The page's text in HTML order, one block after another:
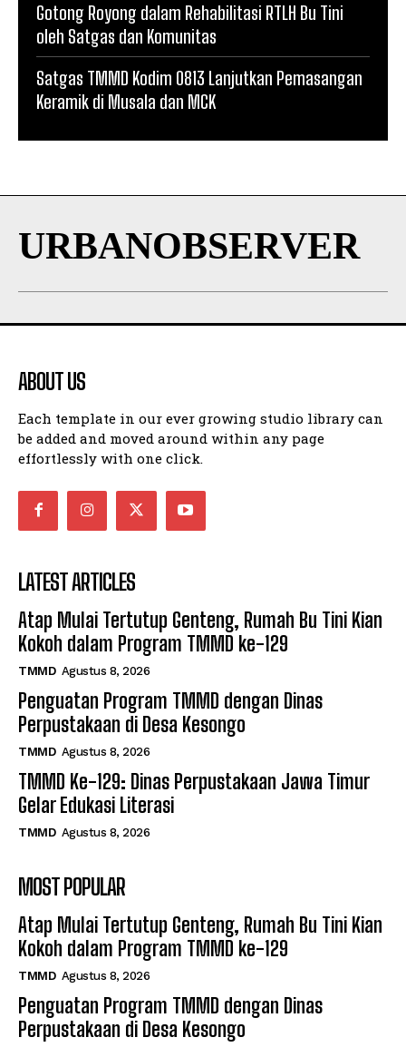
Gotong Royong dalam Rehabilitasi RTLH Bu Tini
oleh Satgas dan Komunitas
Satgas TMMD Kodim 0813 Lanjutkan Pemasangan
Keramik di Musala dan MCK
URBANOBSERVER
ABOUT US
Each template in our ever growing studio library can
be added and moved around within any page
effortlessly with one click.
LATEST ARTICLES
Atap Mulai Tertutup Genteng, Rumah Bu Tini Kian
Kokoh dalam Program TMMD ke-129
TMMD Agustus 8, 2026
Penguatan Program TMMD dengan Dinas
Perpustakaan di Desa Kesongo
TMMD Agustus 8, 2026
TMMD Ke-129: Dinas Perpustakaan Jawa Timur
Gelar Edukasi Literasi
TMMD Agustus 8, 2026
MOST POPULAR
Atap Mulai Tertutup Genteng, Rumah Bu Tini Kian
Kokoh dalam Program TMMD ke-129
TMMD Agustus 8, 2026
Penguatan Program TMMD dengan Dinas
Perpustakaan di Desa Kesongo